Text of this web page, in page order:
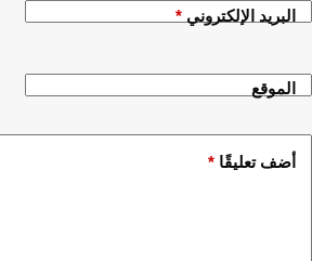
البريد الإلكتروني *
الموقع
أضف تعليقًا *